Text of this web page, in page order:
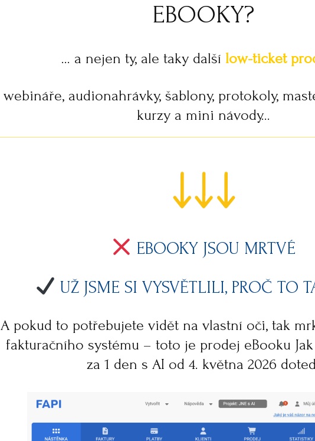
EBOOKY?
... a nejen ty, ale taky další low-ticket
webináře, audionahrávky, šablony, protokoly,
kurzy a mini návody...
EBOOKY JSOU MRTVÉ
UŽ JSME SI VYSVĚTLILI, PROČ TO
A pokud to potřebujete vidět na vlastní oči, tak
fakturačního systému – toto je prodej eBooku
za 1 den s AI od 4. května 2026